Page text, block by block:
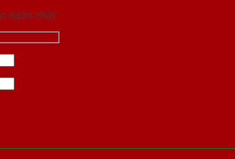
ngắn nhất